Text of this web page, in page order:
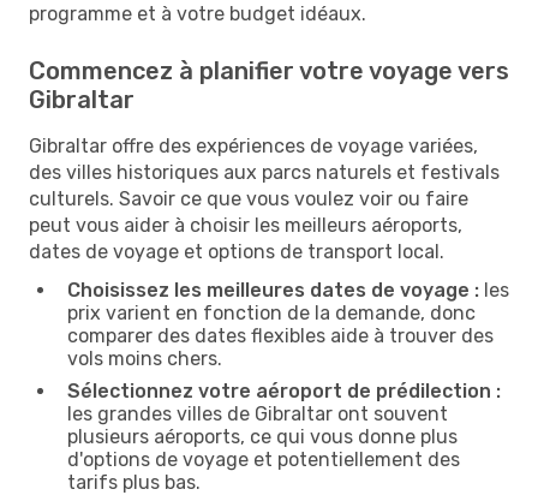
programme et à votre budget idéaux.
Commencez à planifier votre voyage vers
Gibraltar
Gibraltar offre des expériences de voyage variées,
des villes historiques aux parcs naturels et festivals
culturels. Savoir ce que vous voulez voir ou faire
peut vous aider à choisir les meilleurs aéroports,
dates de voyage et options de transport local.
Choisissez les meilleures dates de voyage : les
prix varient en fonction de la demande, donc
comparer des dates flexibles aide à trouver des
vols moins chers.
Sélectionnez votre aéroport de prédilection :
les grandes villes de Gibraltar ont souvent
plusieurs aéroports, ce qui vous donne plus
d'options de voyage et potentiellement des
tarifs plus bas.